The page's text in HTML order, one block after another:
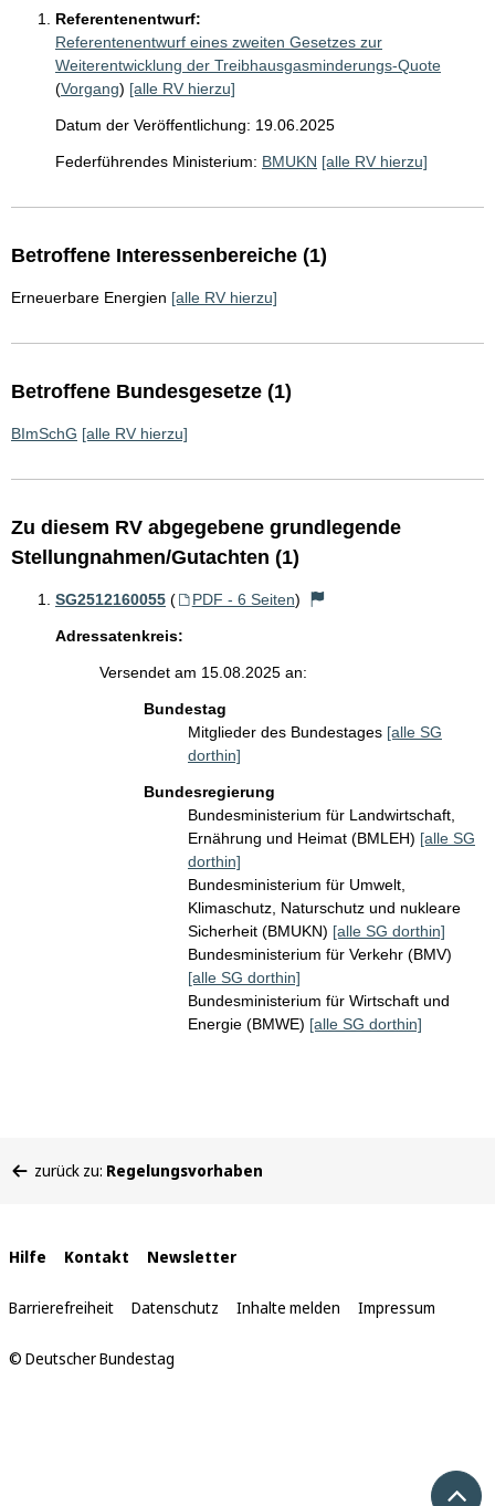
Referentenentwurf:
Referentenentwurf eines zweiten Gesetzes zur
Weiterentwicklung der Treibhausgasminderungs-Quote
(Vorgang) [alle RV hierzu]
Datum der Veröffentlichung: 19.06.2025
Federführendes Ministerium: BMUKN [alle RV hierzu]
Betroffene Interessenbereiche (1)
Erneuerbare Energien [alle RV hierzu]
Betroffene Bundesgesetze (1)
BImSchG [alle RV hierzu]
Zu diesem RV abgegebene grundlegende
Stellungnahmen/Gutachten (1)
SG2512160055 ( PDF - 6 Seiten)
Adressatenkreis:
Versendet am 15.08.2025 an:
Bundestag
Mitglieder des Bundestages [alle SG
dorthin]
Bundesregierung
Bundesministerium für Landwirtschaft,
Ernährung und Heimat (BMLEH) [alle SG
dorthin]
Bundesministerium für Umwelt,
Klimaschutz, Naturschutz und nukleare
Sicherheit (BMUKN) [alle SG dorthin]
Bundesministerium für Verkehr (BMV)
[alle SG dorthin]
Bundesministerium für Wirtschaft und
Energie (BMWE) [alle SG dorthin]
befinden
zurück zu: Regelungsvorhaben
Interne
Links
Hilfe Kontakt Newsletter
Barrierefreiheit Datenschutz Inhalte melden Impressum
© Deutscher Bundestag